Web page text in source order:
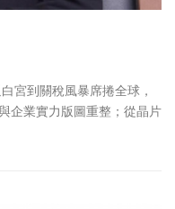
宮到關稅風暴席捲全球，
企業實力版圖重整；從晶片